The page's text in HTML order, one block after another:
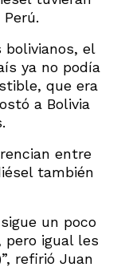
bolivianos, el
ya no podía
que era
a Bolivia
entre
también
un poco
pero igual les
refirió Juan